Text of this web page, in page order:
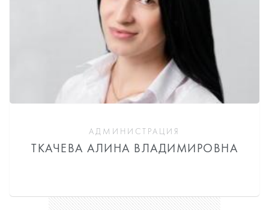
АДМИНИСТРАЦИЯ
ТКАЧЕВА АЛИНА ВЛАДИМИРОВНА